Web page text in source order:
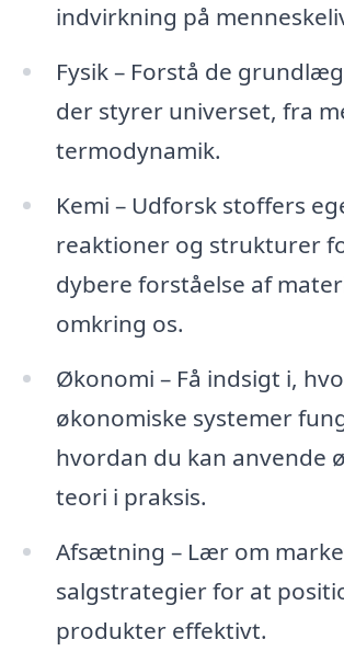
indvirkning på
Fysik – Forstå de
der styrer universet, fra
termodynamik.
Kemi – Udforsk stoffers
reaktioner og strukturer
dybere forståelse af
omkring os.
Økonomi – Få indsigt i,
økonomiske systemer
hvordan du kan anvende
teori i praksis.
Afsætning – Lær om
salgstrategier for at
produkter effektivt.